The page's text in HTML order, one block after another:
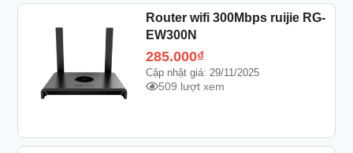
Router wifi 300Mbps ruijie RG-
EW300N
285.000₫
Cập nhật giá: 29/11/2025
509 lượt xem